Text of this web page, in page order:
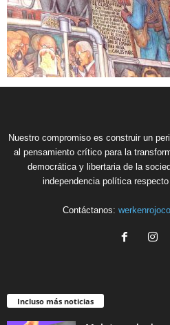
Nuestro compromiso es construir un
al pensamiento crítico para la
democrática y libertaria de la
independencia política
Contáctanos:
Incluso más noticias